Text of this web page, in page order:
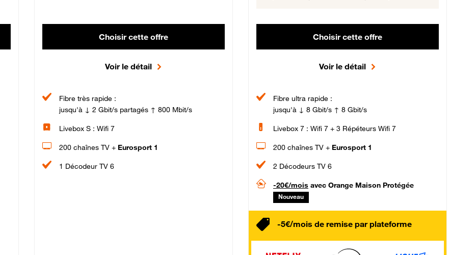
Choisir cette offre
Voir le détail
Fibre très rapide :
jusqu'à ↓ 2 Gbit/s partagés ↑ 800 Mbit/s
Livebox S : Wifi 7
200 chaînes TV + Eurosport 1
1 Décodeur TV 6
Choisir cette offre
Voir le détail
Fibre ultra rapide :
jusqu'à ↓ 8 Gbit/s ↑ 8 Gbit/s
Livebox 7 : Wifi 7 + 3 Répéteurs Wifi 7
200 chaînes TV + Eurosport 1
2 Décodeurs TV 6
-20€/mois avec Orange Maison Protégée
Nouveau
-5€/mois de remise par plateforme